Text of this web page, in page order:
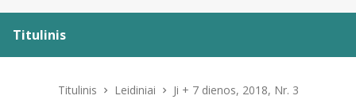
Titulinis
Titulinis Leidiniai Ji + 7 dienos, 2018, Nr. 3